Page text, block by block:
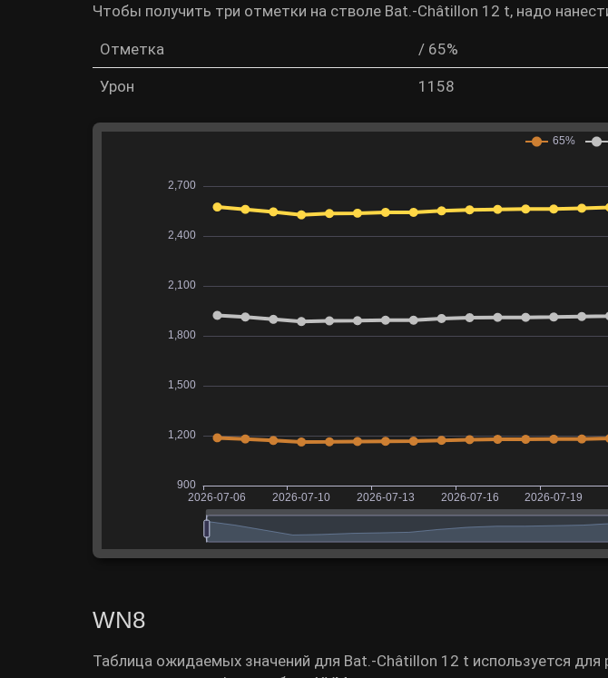
Чтобы получить три отметки на стволе Bat.-Châtillon 12 t, надо
Отметка / 65%
Урон 1158
WN8
Таблица ожидаемых значений для Bat.-Châtillon 12 t используется